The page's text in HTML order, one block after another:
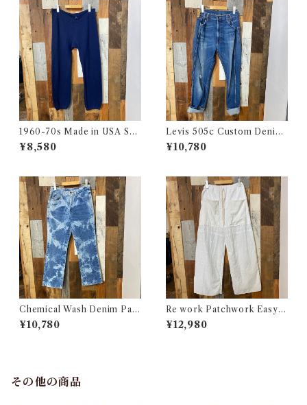
1960-70s Made in USA Sw
eat Pants / 60-70年代 アメ
リカ製 スウェット パンツ 古着
¥8,580
Levis 505c Custom Denim
Pants / リーバイス 505c カス
タムバージョン デニム パンツ
¥10,780
Chemical Wash Denim Pant
s / ケミカル デニム パンツ 古
着
¥10,780
Re work Patchwork Easy P
ants #4 / リワーク パッチワー
ク イージー パンツ 古着
¥12,980
その他の商品